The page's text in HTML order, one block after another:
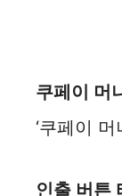
쿠페이 머
‘쿠페이
인출 버튼